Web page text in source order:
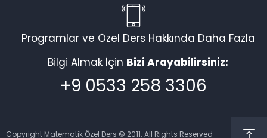
Programlar ve Özel Ders Hakkında Daha Fazla
Bilgi Almak İçin Bizi Arayabilirsiniz:
+9 0533 258 3306
Copyright Matematik Özel Ders © 2011. All Rights Reserved